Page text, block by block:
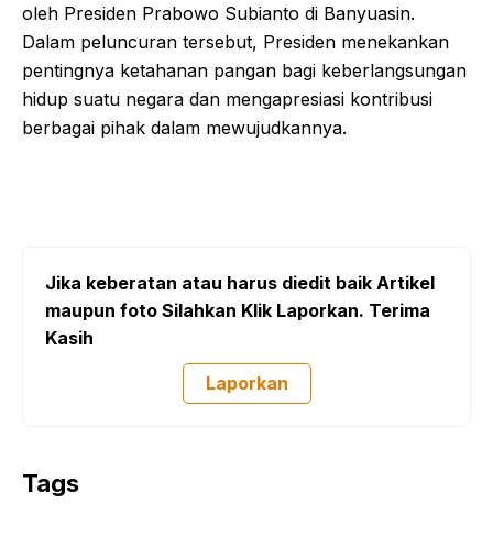
oleh Presiden Prabowo Subianto di Banyuasin.
Dalam peluncuran tersebut, Presiden menekankan
pentingnya ketahanan pangan bagi keberlangsungan
hidup suatu negara dan mengapresiasi kontribusi
berbagai pihak dalam mewujudkannya.
Jika keberatan atau harus diedit baik Artikel
maupun foto Silahkan Klik Laporkan. Terima
Kasih
Laporkan
Tags